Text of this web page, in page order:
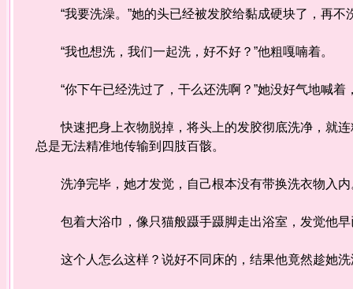
“我要洗澡。”她的头已经被发胶给黏成硬块了，再不
“我也想洗，我们一起洗，好不好？”他粗嘎喃着。
“你下午已经洗过了，干么还洗啊？”她没好气地喊着
快速把身上衣物脱掉，将头上的发胶彻底洗净，就连
总是无法精准地传输到四肢百骸。
洗净完毕，她才发觉，自己根本没有带换洗衣物入内
包着大浴巾，像只猫般蹑手蹑脚走出浴室，发觉他早
这个人怎么这样？说好不同床的，结果他竟然趁她洗